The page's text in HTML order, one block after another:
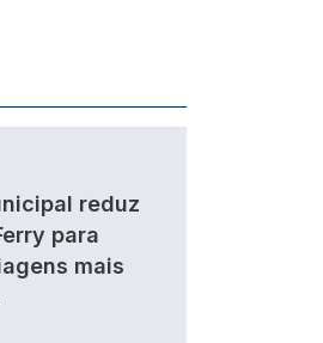
reduz
para
mais